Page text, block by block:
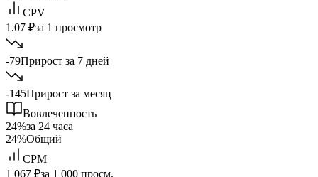
CPV
1.07 ₽за 1 просмотр
-79Прирост за 7 дней
-145Прирост за месяц
Вовлеченность
24%за 24 часа
24%Общий
CPM
1 067 ₽за 1 000 просм.